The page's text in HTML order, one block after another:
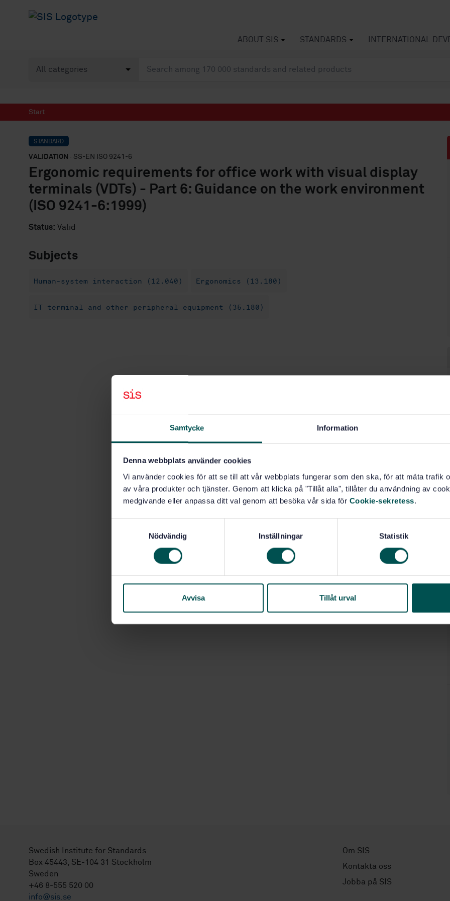
Samtycke Information
Denna webbplats använder cookies
Vi använder cookies för att se till att vår webbplats fungerar som den ska, för att mäta trafik
av våra produkter och tjänster. Genom att klicka på "Tillåt alla", tillåter du användning av
medgivande eller anpassa ditt val genom att besöka vår sida för Cookie-sekretess.
s
Nödvändig Inställningar Statistik
Avvisa Tillåt urval
ABOUT SIS STANDARDS INTERNATIONAL
Start
STANDARD
VALIDATION · SS-EN ISO 9241-6
Ergonomic requirements for office work with visual display
terminals (VDTs) - Part 6: Guidance on the work environment
(ISO 9241-6:1999)
Status: Valid
Subjects
Human-system interaction (12.040) Ergonomics (13.180)
IT terminal and other peripheral equipment (35.180)
Swedish Institute for Standards
Box 45443, SE-104 31 Stockholm
Sweden
+46 8-555 520 00
info@sis.se
Om SIS
Kontakta oss
Jobba på SIS